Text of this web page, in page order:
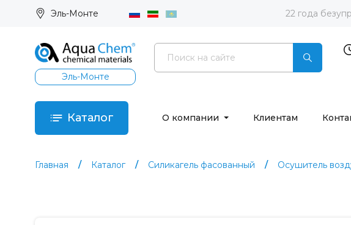
Эль-Монте 22 года
Эль-Монте
Каталог О компании Клиентам
Главная Каталог Силикагель фасованный Осушитель